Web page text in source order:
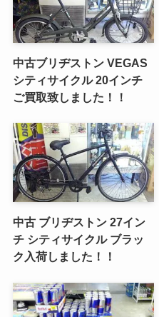
中古ブリヂストン VEGAS
シティサイクル 20インチ
ご買取致しました！！
中古 ブリヂストン 27イン
チ シティサイクル ブラッ
ク入荷しました！！